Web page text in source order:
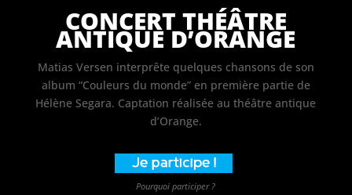
CONCERT THÉÂTRE
ANTIQUE D’ORANGE
Matias Versen interprête quelques chansons de son
album “Couleurs du monde” en première partie de
Hélène Segara. Captation réalisée au théâtre antique
d’Orange.
Pourquoi participer ?